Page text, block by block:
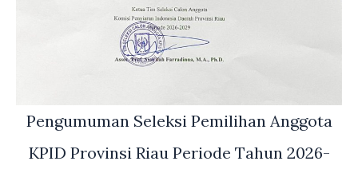
Pengumuman Seleksi Pemilihan Anggota
KPID Provinsi Riau Periode Tahun 2026-